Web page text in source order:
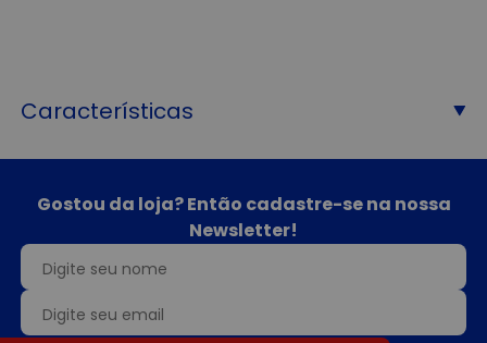
Características
Gostou da loja? Então cadastre-se na nossa
Newsletter!